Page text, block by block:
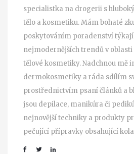
specialistka na drogerii s
tělo a kosmetiku. Mám bohaté
poskytováním poradenství
nejmodernějších trendů v oblasti
tělové kosmetiky. Nadchnou mě
dermokosmetiky a ráda sdílím
prostřednictvím psaní článků a
jsou depilace, manikúra či
nejnovější techniky a produkty
pečující přípravky obsahující